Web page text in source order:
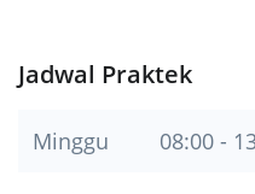
Jadwal Praktek
Minggu 08:00 -